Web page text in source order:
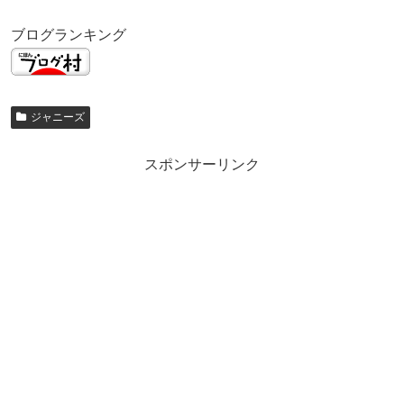
ブログランキング
ジャニーズ
スポンサーリンク